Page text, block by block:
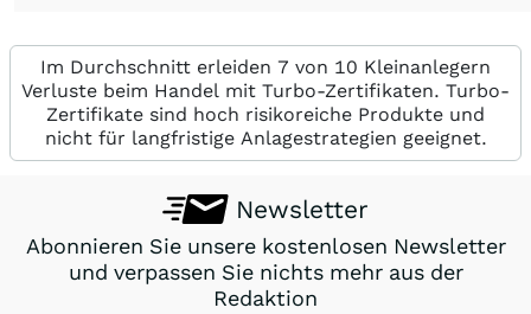
Im Durchschnitt erleiden 7 von 10 Kleinanlegern
Verluste beim Handel mit Turbo-Zertifikaten. Turbo-
Zertifikate sind hoch risikoreiche Produkte und
nicht für langfristige Anlagestrategien geeignet.
Newsletter
Abonnieren Sie unsere kostenlosen Newsletter
und verpassen Sie nichts mehr aus der
Redaktion